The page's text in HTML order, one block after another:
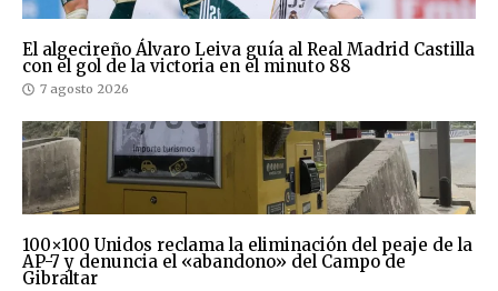
El algecireño Álvaro Leiva guía al Real Madrid Castilla
con el gol de la victoria en el minuto 88
7 agosto 2026
100×100 Unidos reclama la eliminación del peaje de la
AP-7 y denuncia el «abandono» del Campo de
Gibraltar